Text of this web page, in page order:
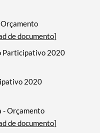
de documento]
Participativo 2020
2020
- Orçamento
de documento]